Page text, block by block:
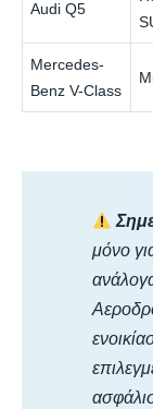
Audi Q5
Mercedes-
Benz V-Class
μόνο